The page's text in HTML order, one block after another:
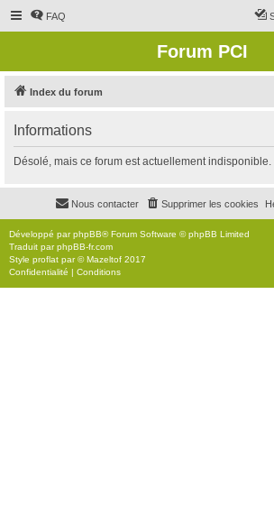
FAQ
Forum PCI
Index du forum
Informations
Désolé, mais ce forum est actuellement indisponible.
Supprimer les cookies
Nous contacter
Développé parphpBB® Forum Software © phpBB Limited
Traduit parphpBB-fr.com
Style proflat par ©Mazeltof 2017
Confidentialité | Conditions